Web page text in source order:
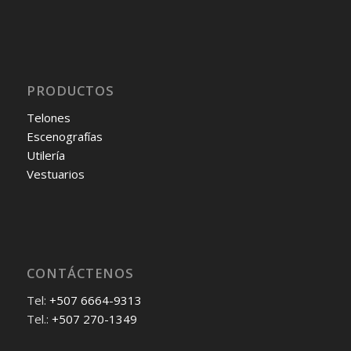
PRODUCTOS
Telones
Escenografías
Utilería
Vestuarios
CONTÁCTENOS
Tel: +507 6664-9313
Tel.: +507 270-1349